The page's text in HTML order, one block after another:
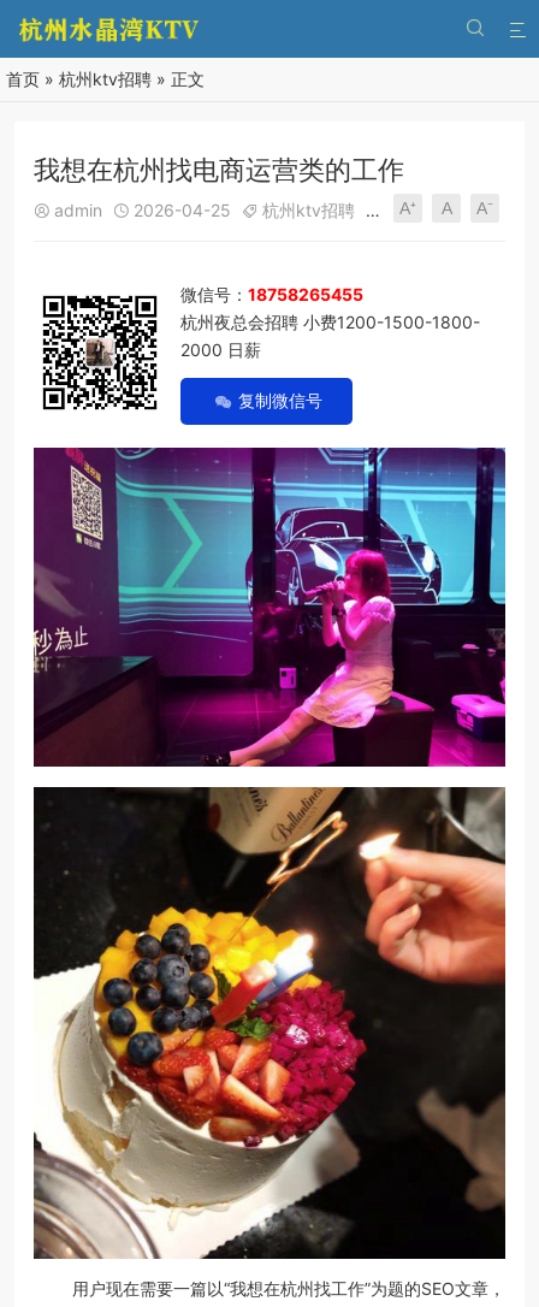


首页 » 杭州ktv招聘 » 正文
我想在杭州找电商运营类的工作
 admin  2026-04-25  杭州ktv招聘  290  0
A⁺ A A⁻
微信号： 18758265455
杭州夜总会招聘 小费1200-1500-1800-
2000 日薪
复制微信号
用户现在需要一篇以“我想在杭州找工作”为题的SEO文章，